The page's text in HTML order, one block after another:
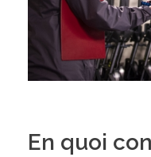
En quoi